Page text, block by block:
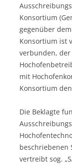
Konsortium
gegenüber
Konsortium ist
verbunden,
mit
Konsortium
Die Beklagte
beschriebenen
vertreibt sog.